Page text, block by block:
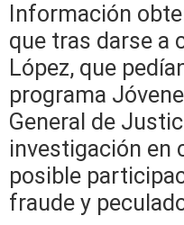
Información
que tras darse a
López, que
programa
General de
investigación en
posible
fraude y